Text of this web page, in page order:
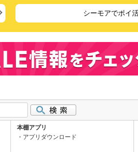
シーモアでポイ
本棚アプリ
アプリダウンロード